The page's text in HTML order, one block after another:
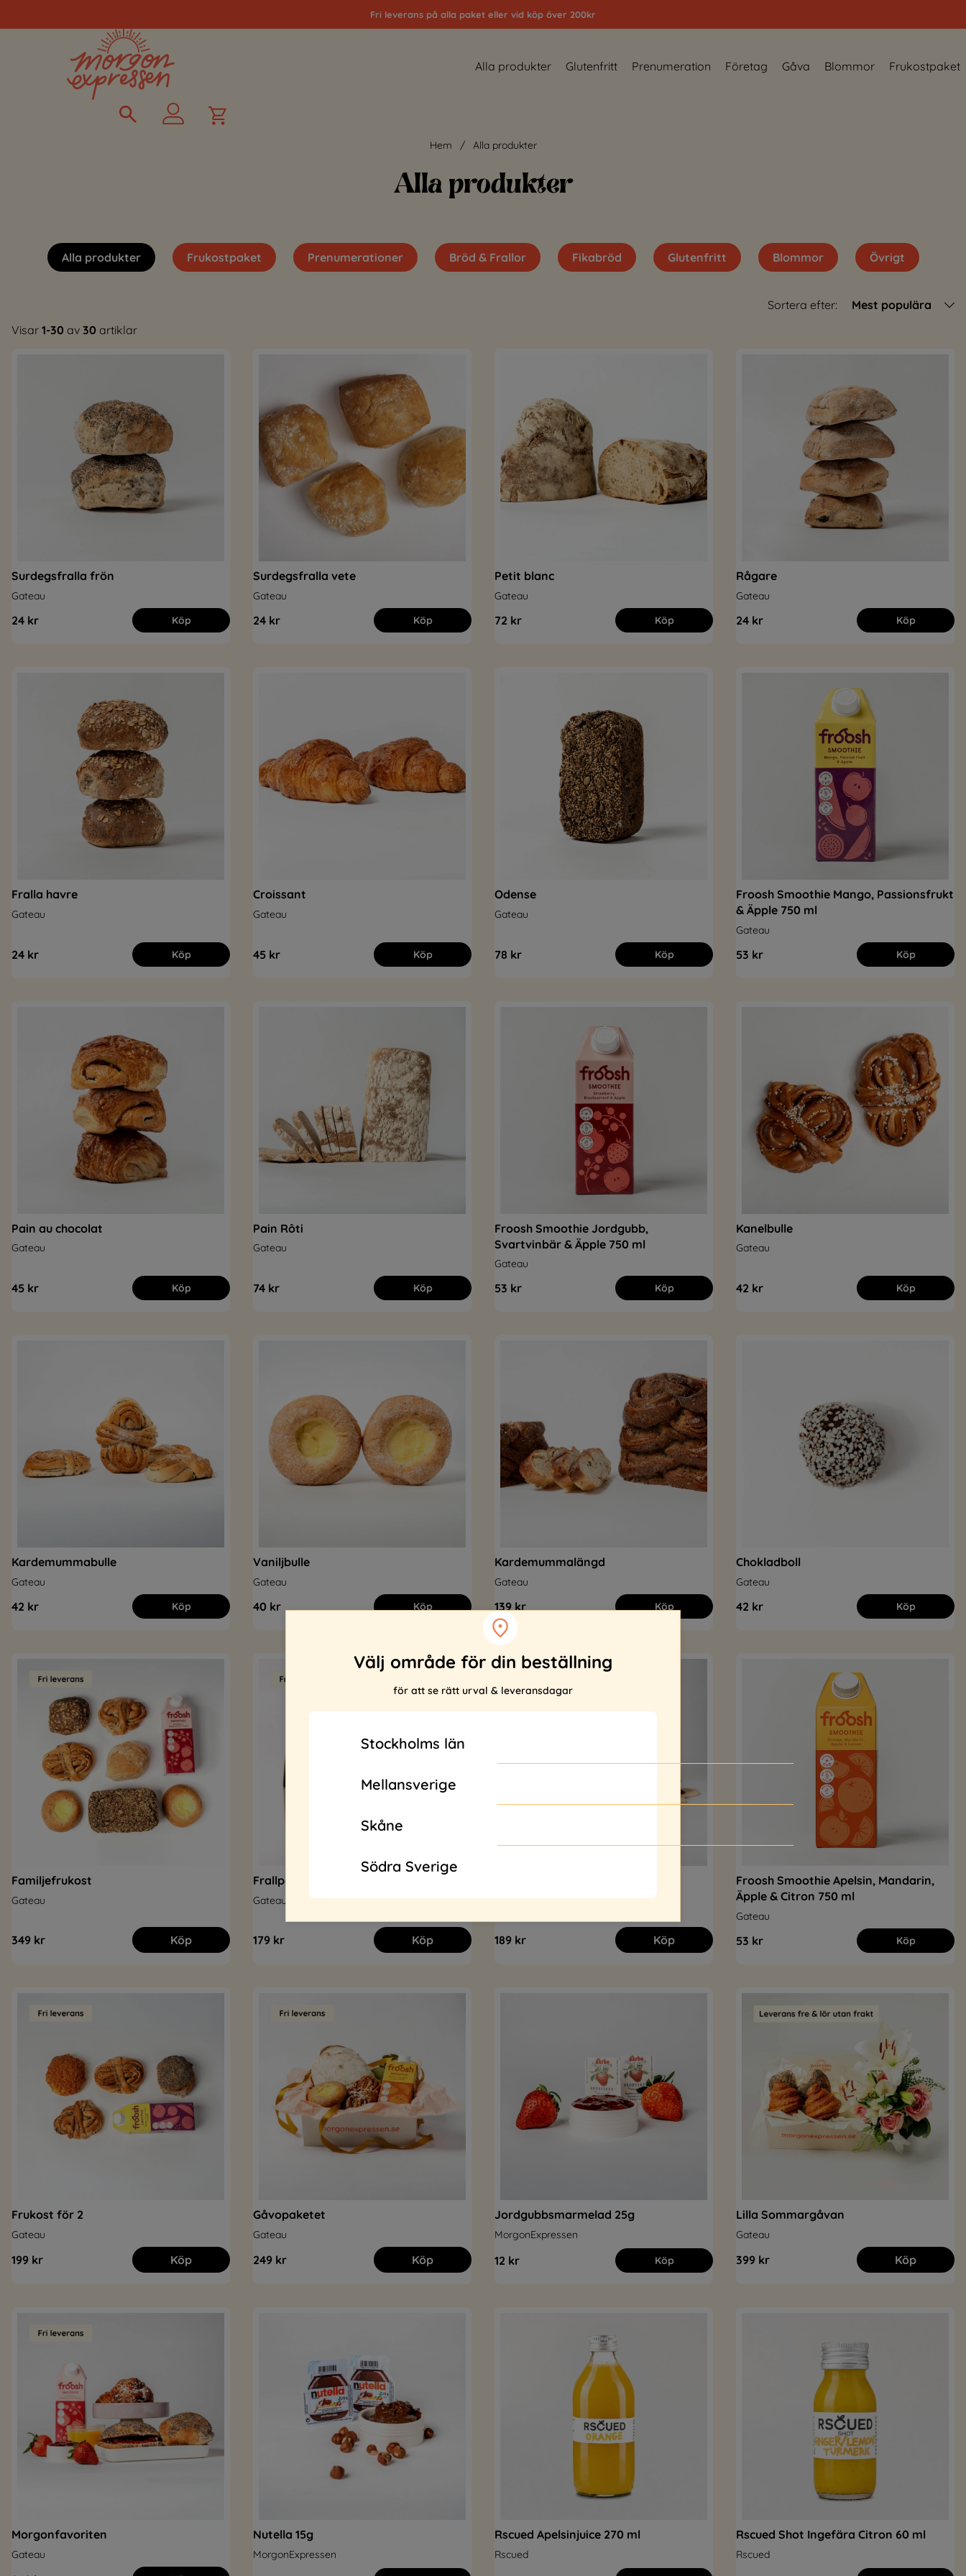
Fri leverans på alla paket eller vid köp över 200kr
Alla produkter Glutenfritt Prenumeration Företag Gåva Blommor Frukostpaket
Hem Alla produkter
Alla produkter
Alla produkter Frukostpaket Prenumerationer Bröd & Frallor Fikabröd Glutenfritt Blommor Övrigt
Sortera efter:
Mest populära
Visar 1-30 av 30 artiklar
Surdegsfralla frön
Gateau
24 kr Köp
Surdegsfralla vete
Gateau
24 kr Köp
Petit blanc
Gateau
72 kr Köp
Rågare
Gateau
24 kr Köp
Fralla havre
Gateau
24 kr Köp
Croissant
Gateau
45 kr Köp
Odense
Gateau
78 kr Köp
Froosh Smoothie Mango, Passionsfrukt
& Äpple 750 ml
Gateau
53 kr Köp
Pain au chocolat
Gateau
45 kr Köp
Pain Rôti
Gateau
74 kr Köp
Froosh Smoothie Jordgubb,
Svartvinbär & Äpple 750 ml
Gateau
53 kr Köp
Kanelbulle
Gateau
42 kr Köp
Kardemummabulle
Gateau
42 kr Köp
Vaniljbulle
Gateau
40 kr Köp
Kardemummalängd
Gateau
139 kr Köp
Chokladboll
Gateau
42 kr Köp
Familjefrukost
Gateau
349 kr Köp
Frallpaketet
Gateau
179 kr Köp
Gateau
189 kr Köp
Froosh Smoothie Apelsin, Mandarin,
Äpple & Citron 750 ml
Gateau
53 kr Köp
Frukost för 2
Gateau
199 kr Köp
Gåvopaketet
Gateau
249 kr Köp
Jordgubbsmarmelad 25g
MorgonExpressen
12 kr Köp
Lilla Sommargåvan
Gateau
399 kr Köp
Morgonfavoriten
Gateau
Nutella 15g
MorgonExpressen
Rscued Apelsinjuice 270 ml
Rscued
Rscued Shot Ingefära Citron 60 ml
Rscued
Välj område för din beställning
för att se rätt urval & leveransdagar
Stockholms län
Mellansverige
Skåne
Södra Sverige